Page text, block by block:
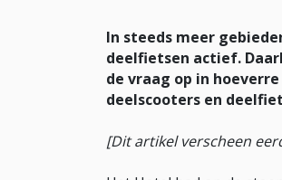
In steeds meer
deelfietsen actief.
de vraag op in
deelscooters en
[Dit artikel verscheen